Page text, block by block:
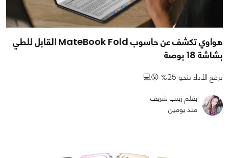
هواوي تكشف عن حاسوب MateBook Fold القابل للطي
بشاشة 18 بوصة
يرفع الأداء بنحو 25% 😮💻
بقلم زينب شريف
منذ يومين